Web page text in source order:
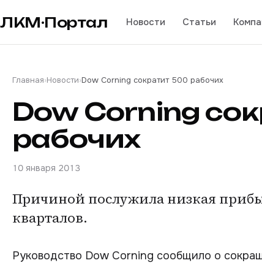
ЛКМ·Портал Новости Статьи
Главная›Новости›Dow Corning сократит 500 рабочих
Dow Corning
рабочих
10 января 2013
Причиной послужила низкая
кварталов.
Руководство Dow Corning сообщило о